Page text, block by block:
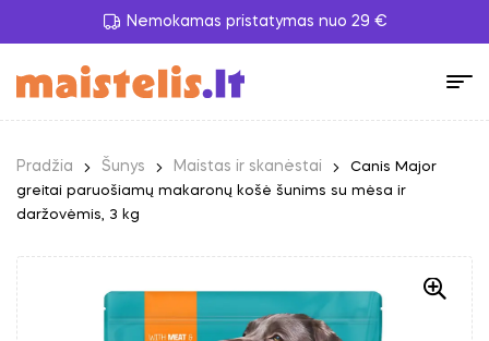
Nemokamas pristatymas nuo 29 €
Pradžia Šunys Maistas ir skanėstai
Canis Major
greitai paruošiamų makaronų košė šunims su mėsa ir
daržovėmis, 3 kg